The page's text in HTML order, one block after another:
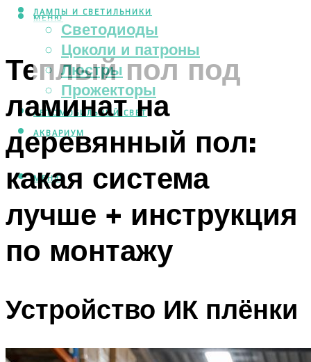
ЛАМПЫ И СВЕТИЛЬНИКИ
Светодиоды
Цоколи и патроны
Люстры
Прожекторы
АВТОМОБИЛЬНЫЙ СВЕТ
АКВАРИУМ
МЕНЮ
МЕНЮ
Теплый пол под
ламинат на
деревянный пол:
какая система
лучше + инструкция
по монтажу
Устройство ИК плёнки